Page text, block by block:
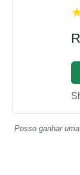
Posso ganhar